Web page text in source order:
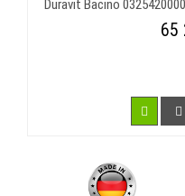
Duravit Bacino
65